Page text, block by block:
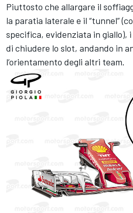
Piuttosto che allargare il
la paratia laterale e il “tunnel”
specifica, evidenziata in giallo),
di chiudere lo slot, andando in
l’orientamento degli altri team.